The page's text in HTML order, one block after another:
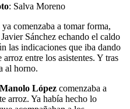
: Salva Moreno
comenzaba a tomar forma,
Sánchez echando el caldo
las indicaciones que iba dando
entre los asistentes. Y tras
al horno.
Manolo López comenzaba a
arroz. Ya había hecho lo